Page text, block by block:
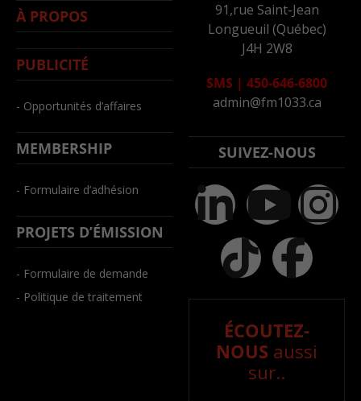
À PROPOS
PUBLICITÉ
- Opportunités d’affaires
MEMBERSHIP
- Formulaire d’adhésion
PROJETS D’ÉMISSION
- Formulaire de demande
- Politique de traitement
91,rue Saint-Jean
Longueuil (Québec)
J4H 2W8
SMS | 450-646-6800
admin@fm1033.ca
SUIVEZ-NOUS
ÉCOUTEZ-
NOUS aussi
sur..